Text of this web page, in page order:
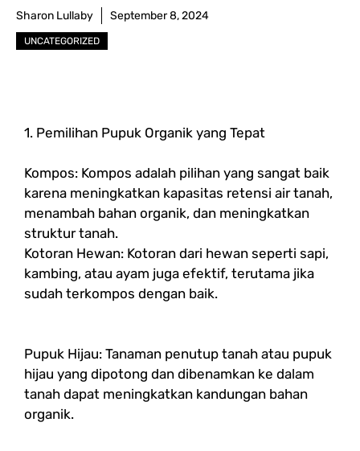
Sharon Lullaby September 8, 2024
UNCATEGORIZED
1. Pemilihan Pupuk Organik yang Tepat
Kompos: Kompos adalah pilihan yang sangat baik
karena meningkatkan kapasitas retensi air tanah,
menambah bahan organik, dan meningkatkan
struktur tanah.
Kotoran Hewan: Kotoran dari hewan seperti sapi,
kambing, atau ayam juga efektif, terutama jika
sudah terkompos dengan baik.
Pupuk Hijau: Tanaman penutup tanah atau pupuk
hijau yang dipotong dan dibenamkan ke dalam
tanah dapat meningkatkan kandungan bahan
organik.